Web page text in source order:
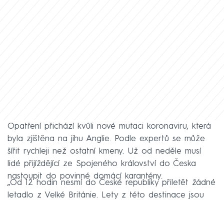
Opatření přichází kvůli nové mutaci koronaviru, která
byla zjištěna na jihu Anglie. Podle expertů se může
šířit rychleji než ostatní kmeny. Už od neděle musí
lidé přijíždějící ze Spojeného království do Česka
nastoupit do povinné domácí karantény.
„Od 12 hodin nesmí do České republiky přiletět žádné
letadlo z Velké Británie. Lety z této destinace jsou